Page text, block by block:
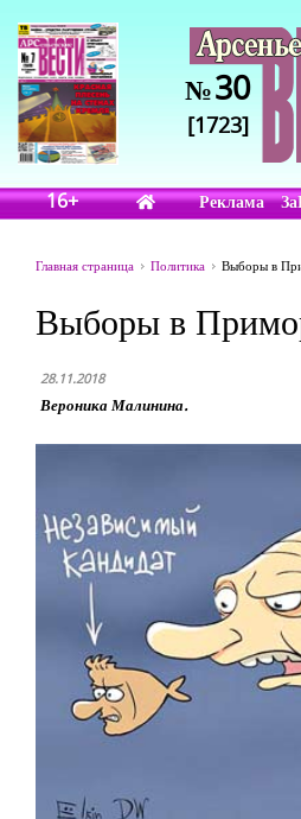
№30
[1723]
16+ Реклама
Главная страница Политика Выборы в
Выборы в
28.11.2018
Вероника Малинина.